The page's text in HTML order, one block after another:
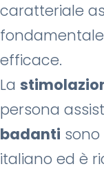
caratteriale
efficace.
La
persona
badanti sono
italiano ed è